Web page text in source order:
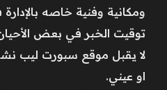
ومكانية وفنية خاصه
توقيت الخبر في بعض
لا يقبل موقع سبورت ليب
او عيني.